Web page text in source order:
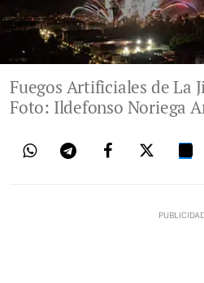
Fuegos Artificiales de La
Foto: Ildefonso Noriega